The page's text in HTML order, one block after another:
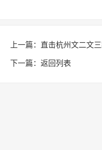
上一篇： 直击杭州文二文
下一篇： 返回列表